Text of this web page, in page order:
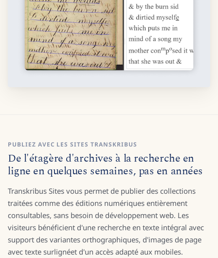
PUBLIEZ AVEC LES SITES TRANSKRIBUS
De l'étagère d'archives à la recherche en
ligne en quelques semaines, pas en années
Transkribus Sites vous permet de publier des collections
traitées comme des éditions numériques entièrement
consultables, sans besoin de développement web. Les
visiteurs bénéficient d'une recherche en texte intégral avec
support des variantes orthographiques, d'images de page
avec texte surlignéet d'un accès adapté aux mobiles.